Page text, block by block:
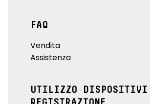
FAQ
Vendita
Assistenza
UTILIZZO